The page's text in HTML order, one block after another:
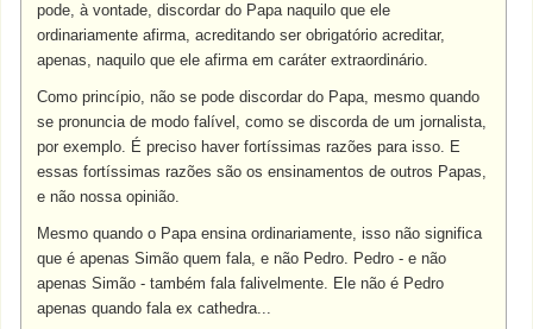
pode, à vontade, discordar do Papa naquilo que ele
ordinariamente afirma, acreditando ser obrigatório acreditar,
apenas, naquilo que ele afirma em caráter extraordinário.
Como princípio, não se pode discordar do Papa, mesmo quando
se pronuncia de modo falível, como se discorda de um jornalista,
por exemplo. É preciso haver fortíssimas razões para isso. E
essas fortíssimas razões são os ensinamentos de outros Papas,
e não nossa opinião.
Mesmo quando o Papa ensina ordinariamente, isso não significa
que é apenas Simão quem fala, e não Pedro. Pedro - e não
apenas Simão - também fala falivelmente. Ele não é Pedro
apenas quando fala ex cathedra...